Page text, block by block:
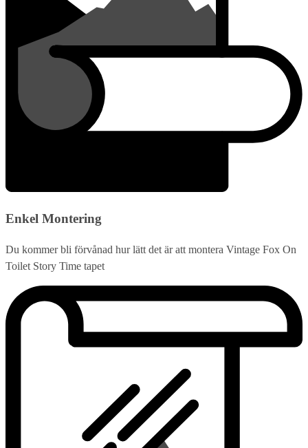
Enkel Montering
Du kommer bli förvånad hur lätt det är att montera Vintage Fox On
Toilet Story Time tapet